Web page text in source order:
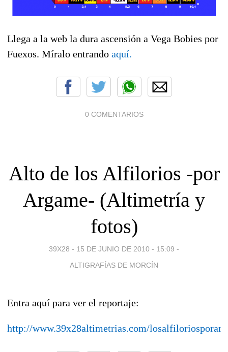
Llega a la web la dura ascensión a Vega Bobies por
Fuexos. Míralo entrando aquí.
0 COMENTARIOS
Alto de los Alfilorios -por
Argame- (Altimetría y
fotos)
39X28 - 15 DE JUNIO DE 2010 - 15:09 -
ALTIGRAFÍAS DE MORCÍN
Entra aquí para ver el reportaje:
http://www.39x28altimetrias.com/